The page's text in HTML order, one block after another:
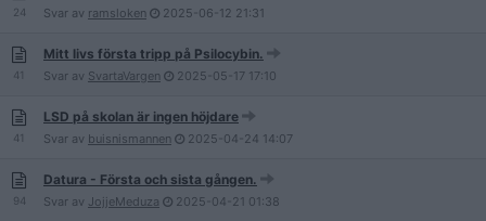
24 Svar av ramsloken 2025-06-12 21:31
41
Mitt livs första tripp på Psilocybin.
Svar av SvartaVargen 2025-05-17 17:10
41
LSD på skolan är ingen höjdare
Svar av buisnismannen 2025-04-24 14:07
94
Datura - Första och sista gången.
Svar av JojjeMeduza 2025-04-21 01:38